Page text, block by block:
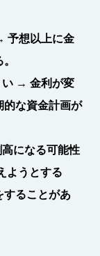
予想以上に金
い → 金利が変
的な資金計画が
になる可能性
ようとする
することがあ